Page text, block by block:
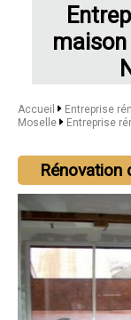
Accueil
Entreprise
Moselle
Entreprise
Rénovation